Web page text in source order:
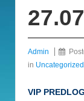
Admin
in Uncategorized
VIP